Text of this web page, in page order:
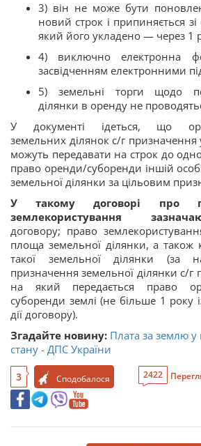
3) він не може бути
новий строк і припиняється
який його укладено — через 1
4) виключно електронна
засвідченням електронними
5) земельні торги щодо
ділянки в оренду не
У документі ідеться, що
земельних ділянок с/г призначення
можуть передавати на строк до
право оренди/суборенди іншій
земельної ділянки за цільовим
У такому договорі про
землекористування
договору; право
площа земельної ділянки, а також
такої земельної ділянки (за
призначення земельної ділянки с/г
на який передається право
суборенди землі (не більше 1 року
дії договору).
Згадайте новину: Плата за землю у
стану - ДПС України
3 Сподобалося 2422